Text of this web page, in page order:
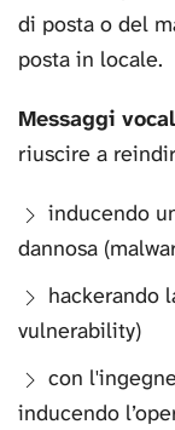
di posta o del
posta in locale.
Messaggi
riuscire a
inducendo
dannosa
hackerando
vulnerability)
con
inducendo